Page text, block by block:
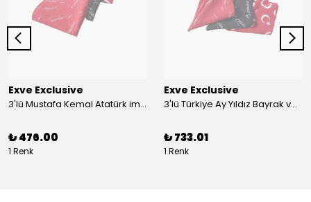
Exve Exclusive
3'lü Mustafa Kemal Atatürk imzalı ve Türkiye Ay Yıldız Bayraklı Kadın Fular Seti
₺ 476.00
1 Renk
Exve Exclusive
3'lü Türkiye Ay Yıldız Bayrak ve Mustafa Kemal Atatürk imzalı Kırmızı Siyah Yaka Mendili Seti
₺ 733.01
1 Renk